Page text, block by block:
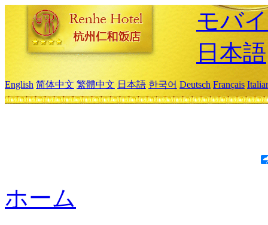
モバ
日本語
English 简体中文 繁體中文 日本語 한국어 Deutsch Français
ホーム